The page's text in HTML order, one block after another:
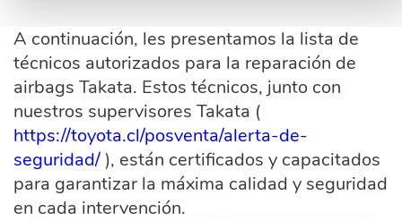
A continuación, les presentamos la lista de
técnicos autorizados para la reparación de
airbags Takata. Estos técnicos, junto con
nuestros supervisores Takata (
https://toyota.cl/posventa/alerta-de-
seguridad/ ), están certificados y capacitados
para garantizar la máxima calidad y seguridad
en cada intervención.